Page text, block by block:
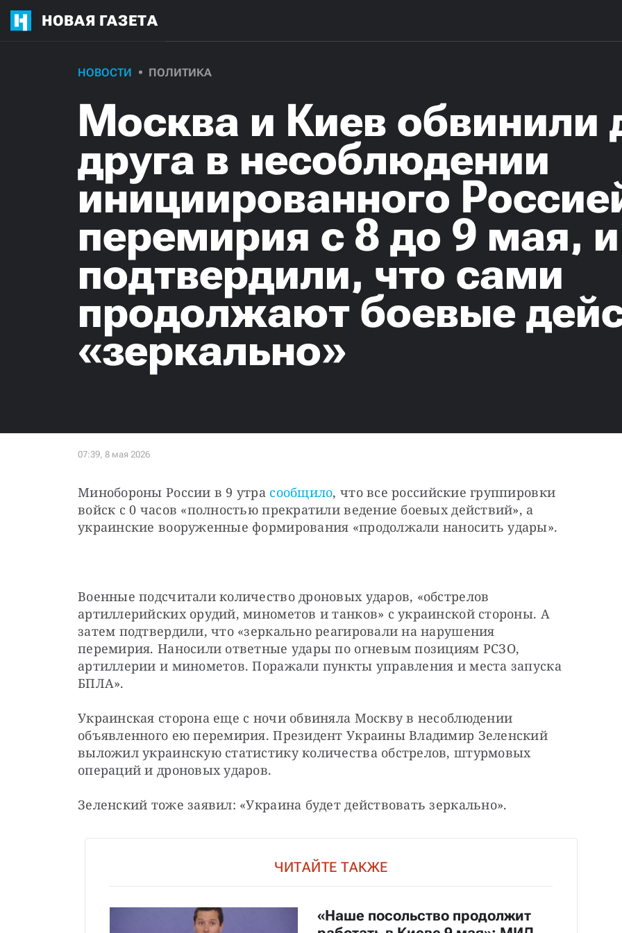
НОВАЯ ГАЗЕТА
НОВОСТИ ПОЛИТИКА
Москва и Киев обвинили
друга в несоблюдении
инициированного
перемирия с 8 до 9 мая, и
подтвердили, что сами
продолжают боевые
«зеркально»
Минобороны России в 9 утра сообщило, что все российские группировки
войск с 0 часов «полностью прекратили ведение боевых действий», а
украинские вооруженные формирования «продолжали наносить удары».
Военные подсчитали количество дроновых ударов, «обстрелов
артиллерийских орудий, минометов и танков» с украинской стороны. А
затем подтвердили, что «зеркально реагировали на нарушения
перемирия. Наносили ответные удары по огневым позициям РСЗО,
артиллерии и минометов. Поражали пункты управления и места запуска
БПЛА».
Украинская сторона еще с ночи обвиняла Москву в несоблюдении
объявленного ею перемирия. Президент Украины Владимир Зеленский
выложил украинскую статистику количества обстрелов, штурмовых
операций и дроновых ударов.
Зеленский тоже заявил: «Украина будет действовать зеркально».
ЧИТАЙТЕ ТАКЖЕ
«Наше посольство продолжит